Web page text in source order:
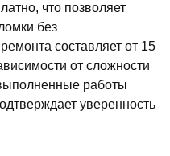
что позволяет
без
составляет от 15
от сложности
работы
уверенность